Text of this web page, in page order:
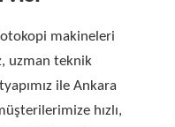
makineleri
uzman teknik
ile Ankara
hızlı,